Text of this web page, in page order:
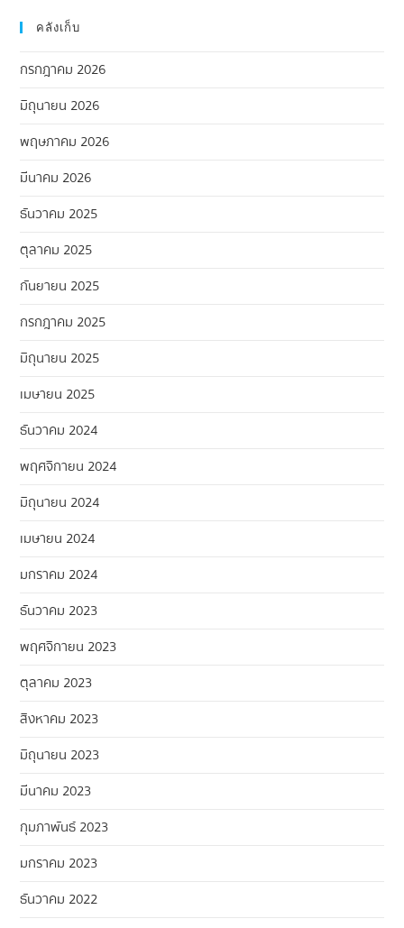
คลังเก็บ
กรกฎาคม 2026
มิถุนายน 2026
พฤษภาคม 2026
มีนาคม 2026
ธันวาคม 2025
ตุลาคม 2025
กันยายน 2025
กรกฎาคม 2025
มิถุนายน 2025
เมษายน 2025
ธันวาคม 2024
พฤศจิกายน 2024
มิถุนายน 2024
เมษายน 2024
มกราคม 2024
ธันวาคม 2023
พฤศจิกายน 2023
ตุลาคม 2023
สิงหาคม 2023
มิถุนายน 2023
มีนาคม 2023
กุมภาพันธ์ 2023
มกราคม 2023
ธันวาคม 2022